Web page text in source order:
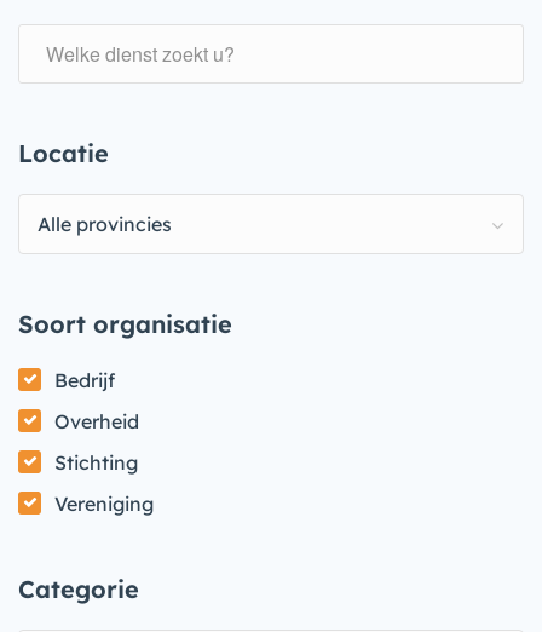
Locatie
Alle provincies
Soort organisatie
Bedrijf
Overheid
Stichting
Vereniging
Categorie